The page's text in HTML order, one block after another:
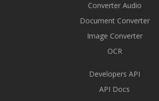
Converter Audio
Document Converter
Image Converter
OCR
Developers API
API Docs